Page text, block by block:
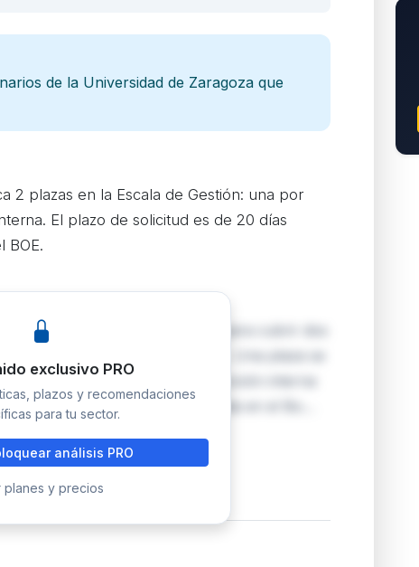
de la Universidad de Zaragoza que
2 plazas en la Escala de Gestión: una por
El plazo de solicitud es de 20 días
BOE.
selectivo (OPO-07/2026) para cubrir dos
Escala de Gestión con idiomas. Una plaza se
oposición y otra por promoción interna
completa fue publicada en el Bo…
exclusivo PRO
plazos y recomendaciones
para tu sector.
análisis PRO
planes y precios